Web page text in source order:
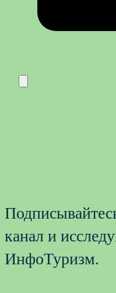
канал и
ИнфоТуризм.